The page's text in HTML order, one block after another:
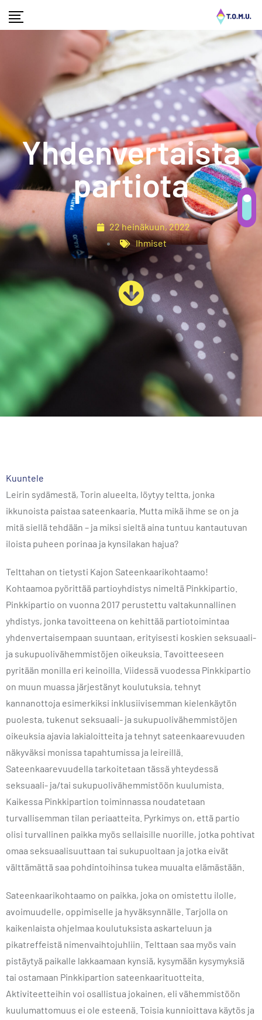
Yhdenvertaista
partiota
22 heinäkuun, 2022
Ihmiset
Kuuntele
Leirin sydämestä, Torin alueelta, löytyy teltta, jonka
ikkunoista paistaa sateenkaaria. Mutta mikä ihme se on ja
mitä siellä tehdään – ja miksi sieltä aina tuntuu kantautuvan
iloista puheen porinaa ja kynsilakan hajua?
Telttahan on tietysti Kajon Sateenkaarikohtaamo!
Kohtaamoa pyörittää partioyhdistys nimeltä Pinkkipartio.
Pinkkipartio on vuonna 2017 perustettu valtakunnallinen
yhdistys, jonka tavoitteena on kehittää partiotoimintaa
yhdenvertaisempaan suuntaan, erityisesti koskien seksuaali-
ja sukupuolivähemmistöjen oikeuksia. Tavoitteeseen
pyritään monilla eri keinoilla. Viidessä vuodessa Pinkkipartio
on muun muassa järjestänyt koulutuksia, tehnyt
kannanottoja esimerkiksi inklusiivisemman kielenkäytön
puolesta, tukenut seksuaali- ja sukupuolivähemmistöjen
oikeuksia ajavia lakialoitteita ja tehnyt sateenkaarevuuden
näkyväksi monissa tapahtumissa ja leireillä.
Sateenkaarevuudella tarkoitetaan tässä yhteydessä
seksuaali- ja/tai sukupuolivähemmistöön kuulumista.
Kaikessa Pinkkipartion toiminnassa noudatetaan
turvallisemman tilan periaatteita. Pyrkimys on, että partio
olisi turvallinen paikka myös sellaisille nuorille, jotka pohtivat
omaa seksuaalisuuttaan tai sukupuoltaan ja jotka eivät
välttämättä saa pohdintoihinsa tukea muualta elämästään.
Sateenkaarikohtaamo on paikka, joka on omistettu ilolle,
avoimuudelle, oppimiselle ja hyväksynnälle. Tarjolla on
kaikenlaista ohjelmaa koulutuksista askarteluun ja
pikatreffeistä nimenvaihtojuhliin. Telttaan saa myös vain
pistäytyä paikalle lakkaamaan kynsiä, kysymään kysymyksiä
tai ostamaan Pinkkipartion sateenkaarituotteita.
Aktiviteetteihin voi osallistua jokainen, eli vähemmistöön
kuulumattomuus ei ole esteenä. Toisia kunnioittava käytös ja